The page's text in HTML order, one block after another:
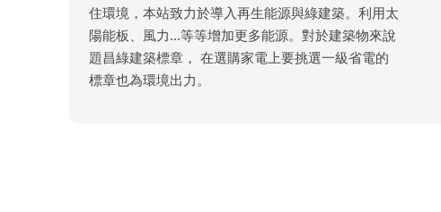
住環境，本站致力於導入再生能源與綠建築。利用太
陽能板、風力...等等增加更多能源。對於建築物來說
題昌綠建築標章， 在選購家電上要挑選一級省電的
標章也為環境出力。